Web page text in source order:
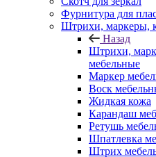
Фурнитура для
Штрихи, маркеры,
Назад
Штрихи,
мебельные
Маркер
Воск
Жидкая кожа
Карандаш
Ретушь
Шпатлевка
Штрих